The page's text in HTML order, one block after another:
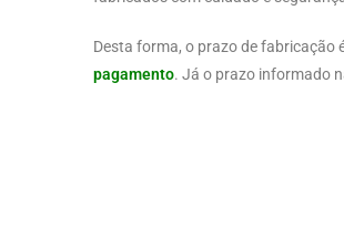
Desta forma, o prazo de fabricação
pagamento. Já o prazo informado